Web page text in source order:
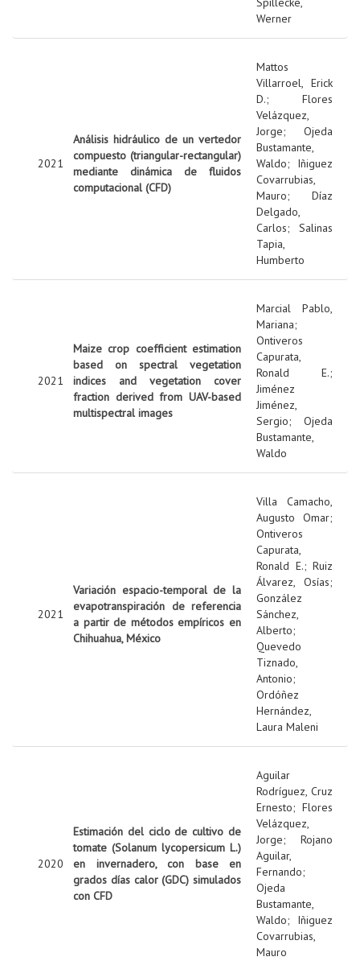
Werner
2021
Análisis hidráulico de un vertedor
compuesto (triangular-rectangular)
mediante dinámica de fluidos
computacional (CFD)
Mattos
Villarroel, Erick
D.; Flores
Velázquez,
Jorge; Ojeda
Bustamante,
Waldo; Iñiguez
Covarrubias,
Mauro; Díaz
Delgado,
Carlos; Salinas
Tapia,
Humberto
2021
Maize crop coefficient estimation
based on spectral vegetation
indices and vegetation cover
fraction derived from UAV-based
multispectral images
Marcial Pablo,
Mariana;
Ontiveros
Capurata,
Ronald E.;
Jiménez
Jiménez,
Sergio; Ojeda
Bustamante,
Waldo
2021
Variación espacio-temporal de la
evapotranspiración de referencia
a partir de métodos empíricos en
Chihuahua, México
Villa Camacho,
Augusto Omar;
Ontiveros
Capurata,
Ronald E.; Ruiz
Álvarez, Osías;
González
Sánchez,
Alberto;
Quevedo
Tiznado,
Antonio;
Ordóñez
Hernández,
Laura Maleni
2020
Estimación del ciclo de cultivo de
tomate (Solanum lycopersicum L.)
en invernadero, con base en
grados días calor (GDC) simulados
con CFD
Aguilar
Rodríguez, Cruz
Ernesto; Flores
Velázquez,
Jorge; Rojano
Aguilar,
Fernando;
Ojeda
Bustamante,
Waldo; Iñiguez
Covarrubias,
Mauro